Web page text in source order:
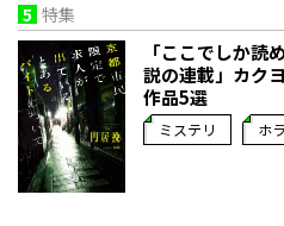
5 特集
「ここでしか読
説の連載」――カ
作品5選
ミステリ ホ